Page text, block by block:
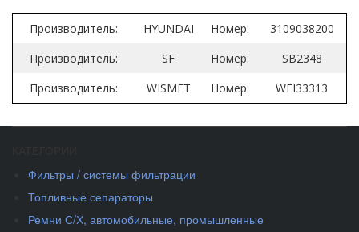
Производитель: HYUNDAI Номер:
3109038200
Производитель:
SF Номер:
SB2348
Производитель:
WISMET Номер: WFI33313
Фильтры / системы фильтрации
Топливные сепараторы
Ремни С/Х, автомобильные, промышленные